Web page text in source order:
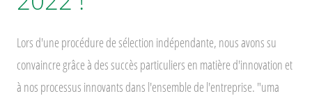
Lors d'une procédure de sélection indépendante, nous avons su
convaincre grâce à des succès particuliers en matière d'innovation et
à nos processus innovants dans l'ensemble de l'entreprise. "uma